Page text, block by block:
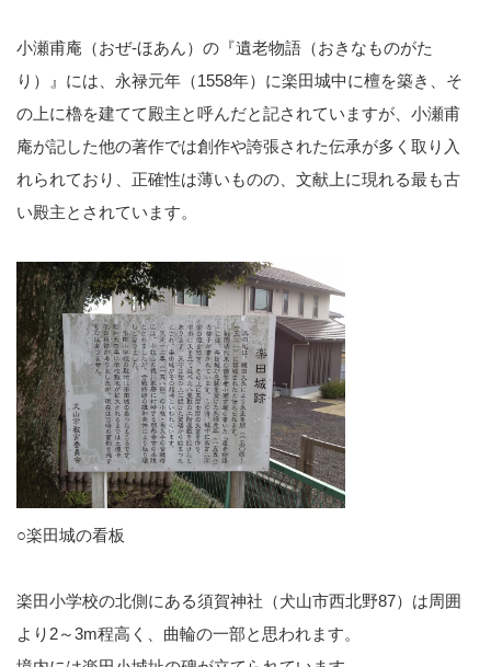
小瀬甫庵（おぜ-ほあん）の『遺老物語（おきなものがた
り）』には、永禄元年（1558年）に楽田城中に檀を築き、そ
の上に櫓を建てて殿主と呼んだと記されていますが、小瀬甫
庵が記した他の著作では創作や誇張された伝承が多く取り入
れられており、正確性は薄いものの、文献上に現れる最も古
い殿主とされています。
○楽田城の看板
楽田小学校の北側にある須賀神社（犬山市西北野87）は周囲
より2～3m程高く、曲輪の一部と思われます。